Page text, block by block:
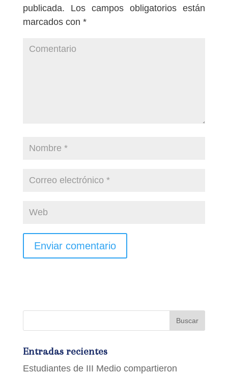
publicada. Los campos obligatorios están
marcados con *
Entradas recientes
Estudiantes de III Medio compartieron